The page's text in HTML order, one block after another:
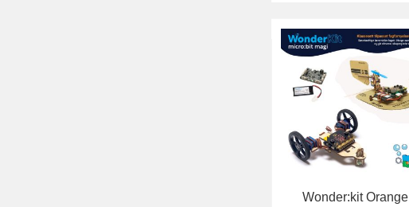
Wonder:kit Orange